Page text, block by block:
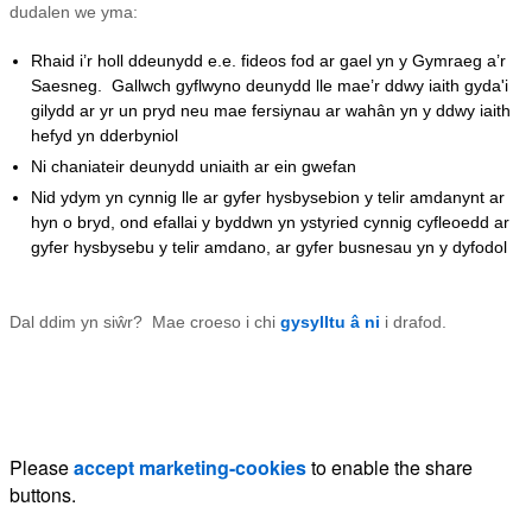
dudalen we yma:
Rhaid i’r holl ddeunydd e.e. fideos fod ar gael yn y Gymraeg a’r
Saesneg. Gallwch gyflwyno deunydd lle mae’r ddwy iaith gyda'i
gilydd ar yr un pryd neu mae fersiynau ar wahân yn y ddwy iaith
hefyd yn dderbyniol
Ni chaniateir deunydd uniaith ar ein gwefan
Nid ydym yn cynnig lle ar gyfer hysbysebion y telir amdanynt ar
hyn o bryd, ond efallai y byddwn yn ystyried cynnig cyfleoedd ar
gyfer hysbysebu y telir amdano, ar gyfer busnesau yn y dyfodol
Dal ddim yn siŵr? Mae croeso i chi gysylltu â ni i drafod.
Pleaseaccept marketing-cookiesto enable the share
buttons.